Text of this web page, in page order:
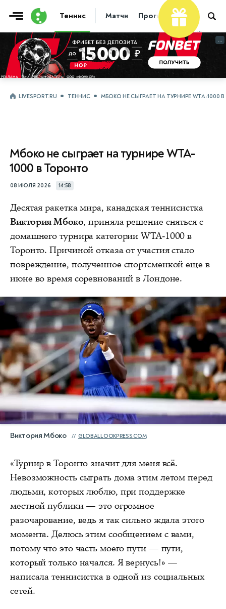
Теннис Матчи Прогнозы Новости
...
...
LIVESPORT.RU ТЕННИС МБОКО НЕ СЫГРАЕТ НА ТУРНИРЕ WTA-1000
Мбоко не сыграет на турнире WTA-
1000 в Торонто
08 ИЮЛЯ 2026 14:58
Десятая ракетка мира, канадская теннисистка
Виктория Мбоко, приняла решение сняться с
домашнего турнира категории WTA-1000 в
Торонто. Причиной отказа от участия стало
повреждение, полученное спортсменкой еще в
июне во время соревнований в Лондоне.
Виктория Мбоко GLOBALLOOKPRESS.COM
«Турнир в Торонто значит для меня всё.
Невозможность сыграть дома этим летом перед
людьми, которых люблю, при поддержке
местной публики — это огромное
разочарование, ведь я так сильно ждала этого
момента. Делюсь этим сообщением с вами,
потому что это часть моего пути — пути,
который только начался. Я вернусь!» —
написала теннисистка в одной из социальных
сетей.